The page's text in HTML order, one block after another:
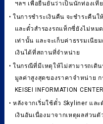
ฯลฯ เพื่อยืนยันว่าเป็นนักท่องเที่
• ในการชำระเงินคืน จะชำระคืน
และตั๋วสำรองรถแท็กซี่ยังไม่หม
เท่านั้น และจะเก็บค่าธรรมเนี
เงินได้ที่สถานที่จำหน่าย
• ในกรณีที่มีเหตุให้ไม่สามารถเดิ
มูลค่าสูงสุดของราคาจำหน่าย ก
KEISEI INFORMATION
• หลังจากเริ่มใช้ตั๋ว Skyliner แล
เงินอันเนื่องมาจากเหตุผลส่วน